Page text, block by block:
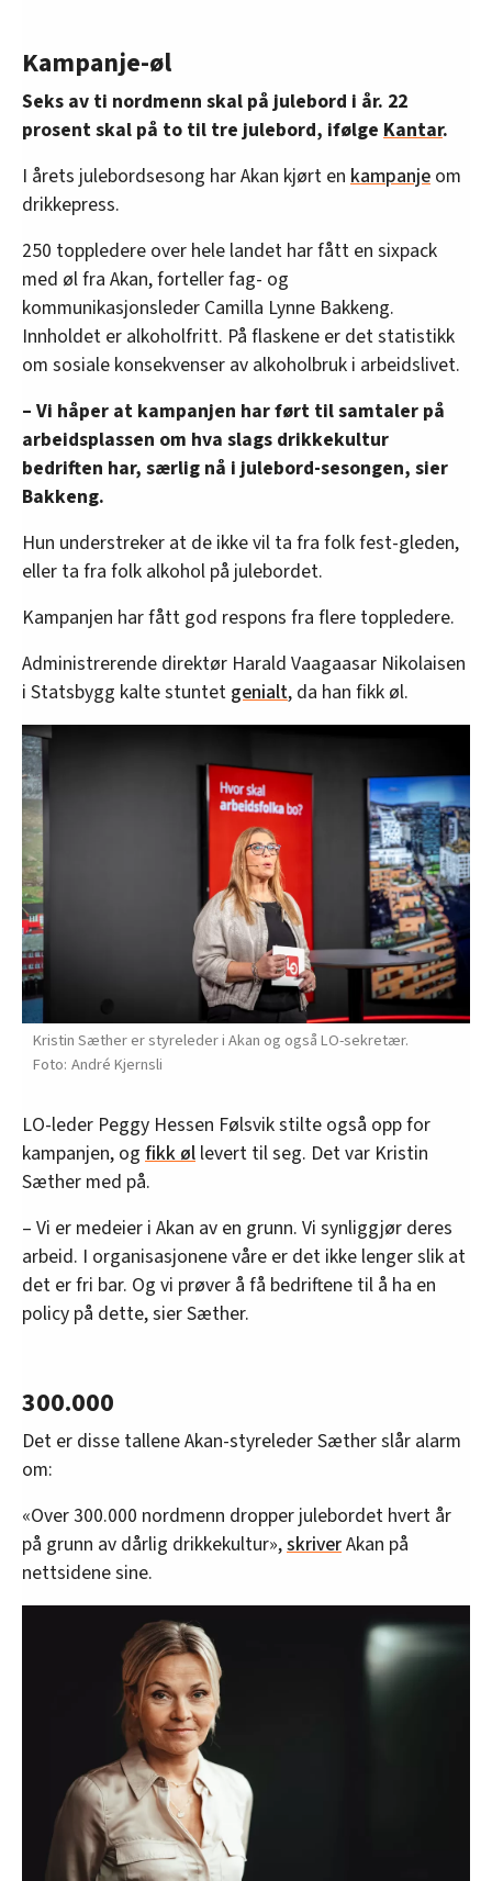
Kampanje-øl
Seks av ti nordmenn skal på julebord i år. 22
prosent skal på to til tre julebord, ifølge Kantar.
I årets julebordsesong har Akan kjørt en kampanje om
drikkepress.
250 toppledere over hele landet har fått en sixpack
med øl fra Akan, forteller fag- og
kommunikasjonsleder Camilla Lynne Bakkeng.
Innholdet er alkoholfritt. På flaskene er det statistikk
om sosiale konsekvenser av alkoholbruk i arbeidslivet.
– Vi håper at kampanjen har ført til samtaler på
arbeidsplassen om hva slags drikkekultur
bedriften har, særlig nå i julebord-sesongen, sier
Bakkeng.
Hun understreker at de ikke vil ta fra folk fest-gleden,
eller ta fra folk alkohol på julebordet.
Kampanjen har fått god respons fra flere toppledere.
Administrerende direktør Harald Vaagaasar Nikolaisen
i Statsbygg kalte stuntet genialt, da han fikk øl.
Kristin Sæther er styreleder i Akan og også LO-sekretær.
André Kjernsli
LO-leder Peggy Hessen Følsvik stilte også opp for
kampanjen, og fikk øl levert til seg. Det var Kristin
Sæther med på.
– Vi er medeier i Akan av en grunn. Vi synliggjør deres
arbeid. I organisasjonene våre er det ikke lenger slik at
det er fri bar. Og vi prøver å få bedriftene til å ha en
policy på dette, sier Sæther.
300.000
Det er disse tallene Akan-styreleder Sæther slår alarm
om:
«Over 300.000 nordmenn dropper julebordet hvert år
på grunn av dårlig drikkekultur»,skriverAkan på
nettsidene sine.